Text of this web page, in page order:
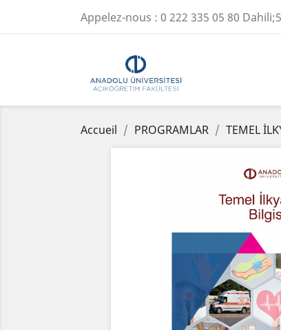
Appelez-nous : 0 222 335 05 80
Accueil PROGRAMLAR TEMEL